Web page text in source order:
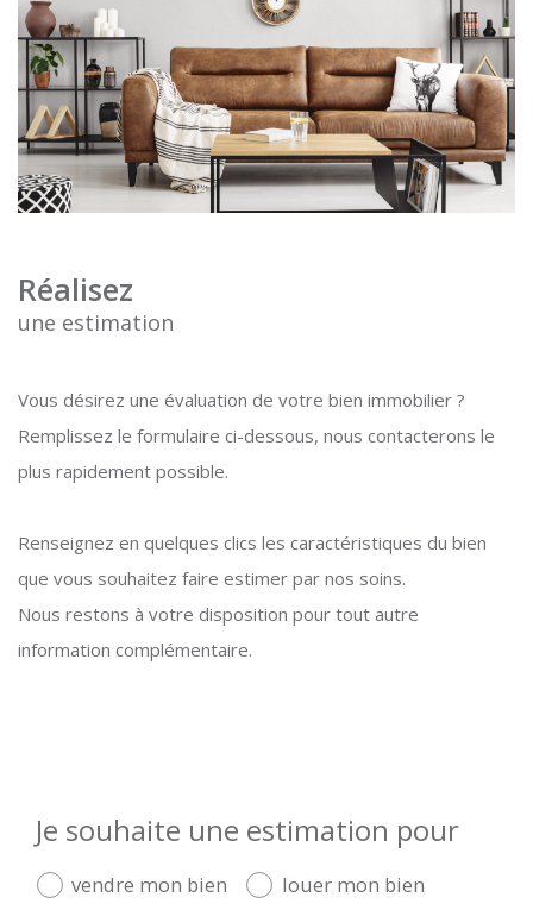
Réalisez
une estimation
Vous désirez une évaluation de votre bien immobilier ?
Remplissez le formulaire ci-dessous, nous contacterons le
plus rapidement possible.
Renseignez en quelques clics les caractéristiques du bien
que vous souhaitez faire estimer par nos soins.
Nous restons à votre disposition pour tout autre
information complémentaire.
Je souhaite une estimation pour
vendre mon bien louer mon bien